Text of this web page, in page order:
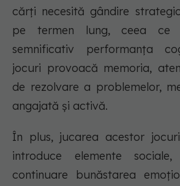
cărți necesită gândire
pe termen lung, ceea ce
semnificativ performanța
jocuri provoacă memoria,
de rezolvare a problemelor,
angajată și activă.
În plus, jucarea acestor
introduce elemente
continuare bunăstarea